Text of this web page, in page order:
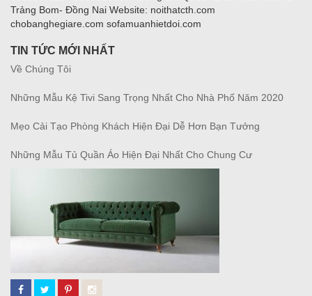
Trảng Bom- Đồng Nai Website: noithatcth.com
chobanghegiare.com sofamuanhietdoi.com
TIN TỨC MỚI NHẤT
Về Chúng Tôi
Những Mẫu Kệ Tivi Sang Trọng Nhất Cho Nhà Phố Năm 2020
Mẹo Cải Tạo Phòng Khách Hiện Đại Dễ Hơn Bạn Tưởng
Những Mẫu Tủ Quần Áo Hiện Đại Nhất Cho Chung Cư